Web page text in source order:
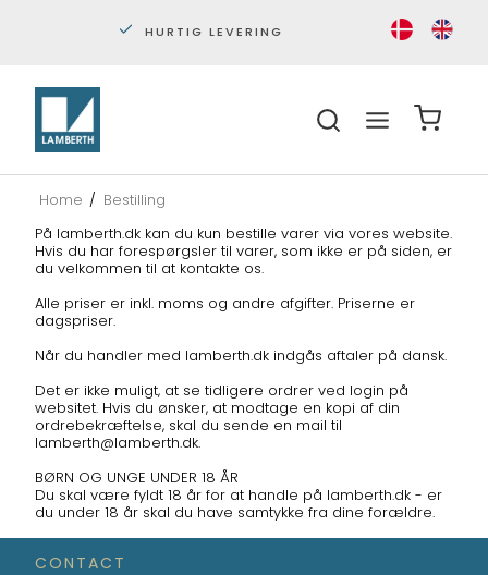
HURTIG LEVERING
Home / Bestilling
På lamberth.dk kan du kun bestille varer via vores website.
Hvis du har forespørgsler til varer, som ikke er på siden, er
du velkommen til at kontakte os.
Alle priser er inkl. moms og andre afgifter. Priserne er
dagspriser.
Når du handler med lamberth.dk indgås aftaler på dansk.
Det er ikke muligt, at se tidligere ordrer ved login på
websitet. Hvis du ønsker, at modtage en kopi af din
ordrebekræftelse, skal du sende en mail til
lamberth@lamberth.dk.
BØRN OG UNGE UNDER 18 ÅR
Du skal være fyldt 18 år for at handle på lamberth.dk - er
du under 18 år skal du have samtykke fra dine forældre.
CONTACT